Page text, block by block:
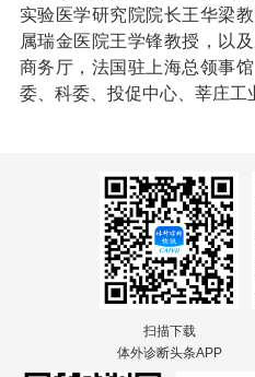
实验医学研究院院长王华梁
属瑞金医院王学锋教授，以
商务厅，法国驻上海总领事
委、科委、投促中心、莘庄工
扫描下载
体外诊断头条APP